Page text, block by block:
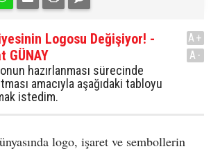
Logosu Değişiyor! -
GÜNAY
hazırlanması sürecinde
amacıyla aşağıdaki tabloyu
istedim.
A+
A-
logo, işaret ve sembollerin